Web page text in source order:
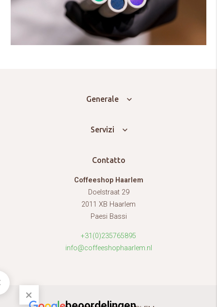
Generale
Servizi
Contatto
Coffeeshop Haarlem
Doelstraat 29
2011 XB Haarlem
Paesi Bassi
+31(0)235765895
info@coffeeshophaarlem.nl